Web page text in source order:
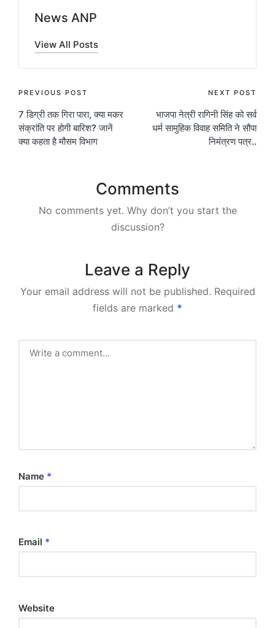
News ANP
View All Posts
Post
navigation
PREVIOUS POST
7 डिग्री तक गिरा पारा, क्या मकर
संक्रांति पर होगी बारिश? जानें
क्या कहता है मौसम विभाग
NEXT POST
भाजपा नेत्री रागिनी सिंह को सर्व
धर्म सामुहिक विवाह समिति ने सौपा
निमंत्रण पत्र..
Comments
No comments yet. Why don’t you start the
discussion?
Leave a Reply
Your email address will not be published. Required
fields are marked *
Name *
Email *
Website